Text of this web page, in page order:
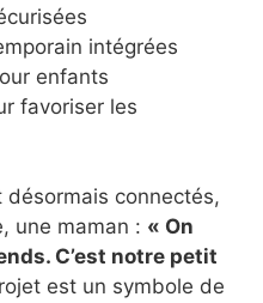
intégrées
enfants
favoriser les
connectés,
une maman : « On
C’est notre petit
est un symbole de